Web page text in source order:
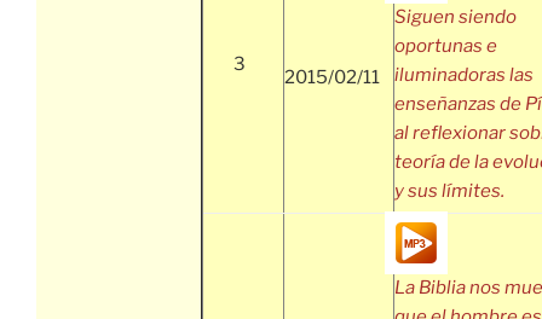
3
2015/02/11
Siguen siendo
oportunas e
iluminadoras las
enseñanzas de
al reflexionar
teoría de la
y sus límites.
La Biblia nos